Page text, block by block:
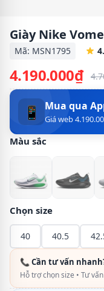
Giày Nike
Mã: MSN1795
4.190.000₫
📱 Mua qua
Giá web
Màu sắc
Chọn size
40 40.5
📞 Cần tư vấn
Hỗ trợ chọn size • Tư